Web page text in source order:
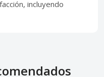
incluyendo